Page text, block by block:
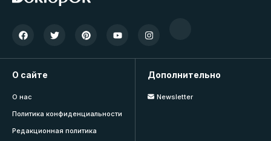
О сайте
О нас
Политика конфиденциальности
Редакционная политика
Дополнительно
Newsletter